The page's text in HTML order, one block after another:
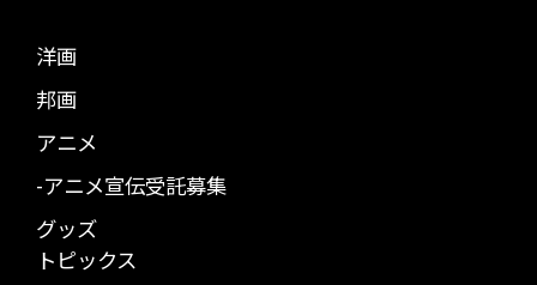
洋画
邦画
アニメ
-アニメ宣伝受託募集
グッズ
トピックス